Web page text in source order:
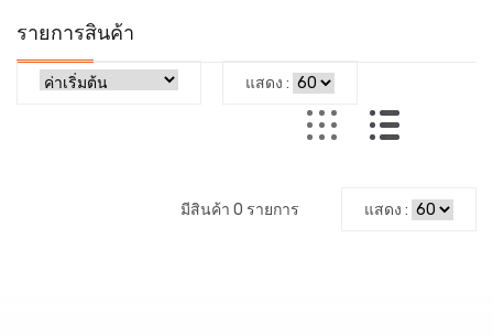
รายการสินค้า
แสดง :
มีสินค้า 0 รายการ แสดง :